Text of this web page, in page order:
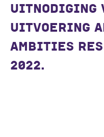
UITNODIGING
UITVOERING
AMBITIES
2022.